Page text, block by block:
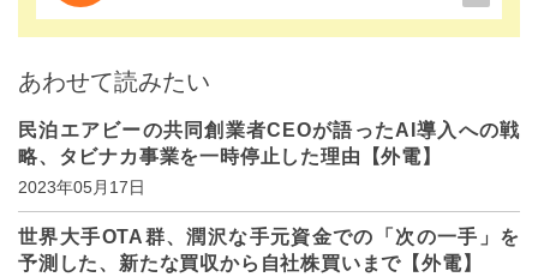
あわせて読みたい
民泊エアビーの共同創業者CEOが語ったAI導入への戦
略、タビナカ事業を一時停止した理由【外電】
2023年05月17日
世界大手OTA群、潤沢な手元資金での「次の一手」を
予測した、新たな買収から自社株買いまで【外電】